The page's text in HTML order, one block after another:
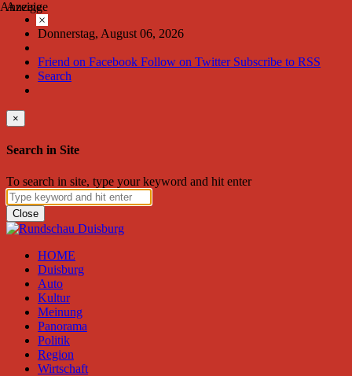
Donnerstag, August 06, 2026
Friend on Facebook Follow on Twitter Subscribe to RSS
Search
×
Search in Site
To search in site, type your keyword and hit enter
Close
HOME
Duisburg
Auto
Kultur
Meinung
Panorama
Politik
Region
Wirtschaft
Anzeige
×
Anzeige